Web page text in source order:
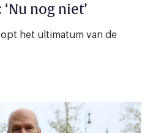
nog niet’
het ultimatum van de